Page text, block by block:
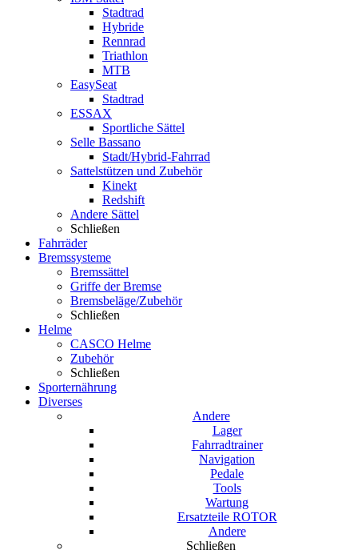
Stadtrad
Hybride
Rennrad
Triathlon
MTB
EasySeat
Stadtrad
ESSAX
Sportliche Sättel
Selle Bassano
Stadt/Hybrid-Fahrrad
Sattelstützen und Zubehör
Kinekt
Redshift
Andere Sättel
Schließen
Fahrräder
Bremssysteme
Bremssättel
Griffe der Bremse
Bremsbeläge/Zubehör
Schließen
Helme
CASCO Helme
Zubehör
Schließen
Sporternährung
Diverses
Andere
Lager
Fahrradtrainer
Navigation
Pedale
Tools
Wartung
Ersatzteile ROTOR
Andere
Schließen